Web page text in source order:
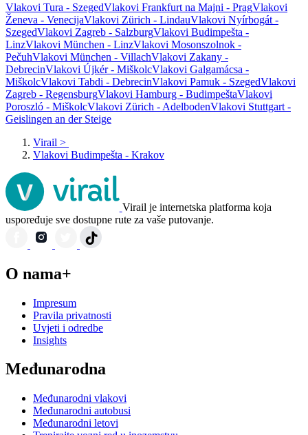
Vlakovi Tura - SzegedVlakovi Frankfurt na Majni - PragVlakovi
Ženeva - VenecijaVlakovi Zürich - LindauVlakovi Nyírbogát -
SzegedVlakovi Zagreb - SalzburgVlakovi Budimpešta -
LinzVlakovi München - LinzVlakovi Mosonszolnok -
PečuhVlakovi München - VillachVlakovi Zakany -
DebrecinVlakovi Újkér - MiškolcVlakovi Galgamácsa -
MiškolcVlakovi Tabdi - DebrecinVlakovi Pamuk - SzegedVlakovi
Zagreb - RegensburgVlakovi Hamburg - BudimpeštaVlakovi
Poroszló - MiškolcVlakovi Zürich - AdelbodenVlakovi Stuttgart -
Geislingen an der Steige
Virail >
Vlakovi Budimpešta - Krakov
Virail je internetska platforma koja
uspoređuje sve dostupne rute za vaše putovanje.
O nama+
Impresum
Pravila privatnosti
Uvjeti i odredbe
Insights
Međunarodna
Međunarodni vlakovi
Međunarodni autobusi
Međunarodni letovi